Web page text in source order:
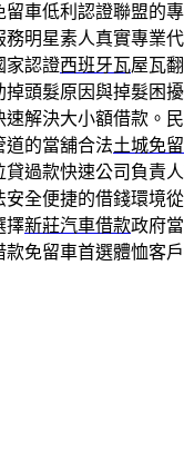
車低利認證聯盟的
務明星素人真實專業
家認證西班牙瓦屋瓦
頭髮原因與掉髮困擾
速解決大小額借款。
道的當舖合法土城免
過款快速公司負責
安全便捷的借錢環境
擇新莊汽車借款政府
款免留車首選體恤客